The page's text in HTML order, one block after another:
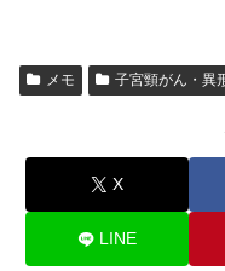
メモ 子宮頸がん・異
X
LINE